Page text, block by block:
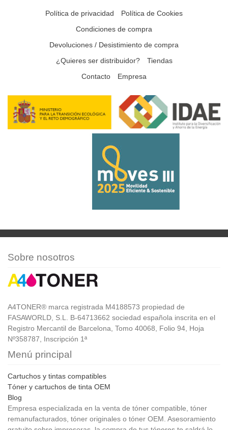
Política de privacidad
Política de Cookies
Condiciones de compra
Devoluciones / Desistimiento de compra
¿Quieres ser distribuidor?
Tiendas
Contacto
Empresa
Sobre nosotros
A4TONER® marca registrada M4188573 propiedad de
FASAWORLD, S.L. B-64713662 sociedad española inscrita en el
Registro Mercantil de Barcelona, Tomo 40068, Folio 94, Hoja
Nº358787, Inscripción 1ª
Menú principal
Cartuchos y tintas compatibles
Tóner y cartuchos de tinta OEM
Blog
Empresa especializada en la venta de tóner compatible, tóner
remanufacturados, tóner originales o tóner OEM. Asesoramiento